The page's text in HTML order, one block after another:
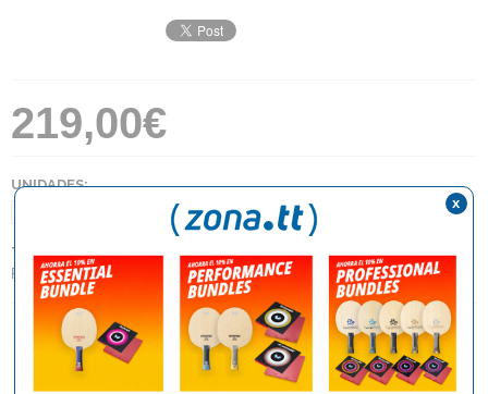
219,00€
UNIDADES:
TIPO:
Redes, Soportes y Medidores
AÑADIR AL CARRITO
x